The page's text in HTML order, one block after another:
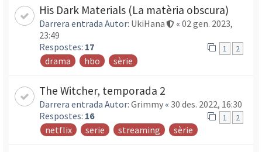
His Dark Materials (La matèria obscura)
Darrera entrada Autor: UkiHana « 02 gen. 2023,
23:49
Respostes: 17 1 2
drama hbo sèrie
The Witcher, temporada 2
Darrera entrada Autor: Grimmy « 30 des. 2022, 16:30
Respostes: 16 1 2
netflix serie streaming sèrie